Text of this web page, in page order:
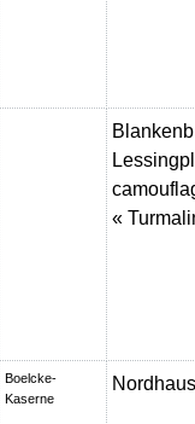
«
Boelcke-
Kaserne